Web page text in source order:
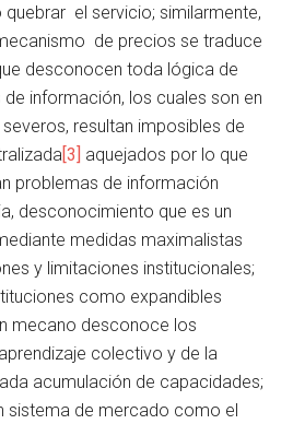
el servicio; similarmente,
de precios se traduce
desconocen toda lógica de
información, los cuales son en
resultan imposibles de
[3] aquejados por lo que
problemas de información
desconocimiento que es un
medidas maximalistas
y limitaciones institucionales;
como expandibles
mecano desconoce los
colectivo y de la
acumulación de capacidades;
sistema de mercado como el